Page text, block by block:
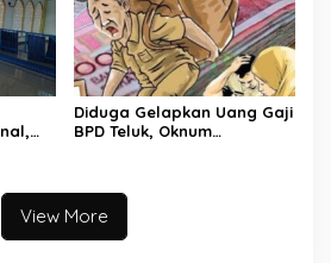
Diduga Gelapkan Uang Gaji
BPD Teluk, Oknum
View More